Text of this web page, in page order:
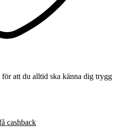
att du alltid ska känna dig trygg
cashback